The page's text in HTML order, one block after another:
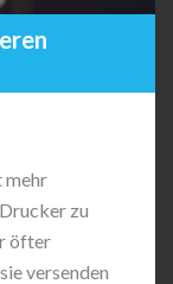
mehr
zu
öfter
versenden